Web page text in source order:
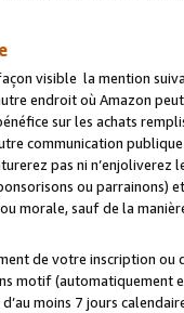
visible la mention
endroit où Amazon
sur les achats
communication
pas ni
ou parrainons)
morale, sauf de la
de votre inscription
motif (automatiquement
moins 7 jours